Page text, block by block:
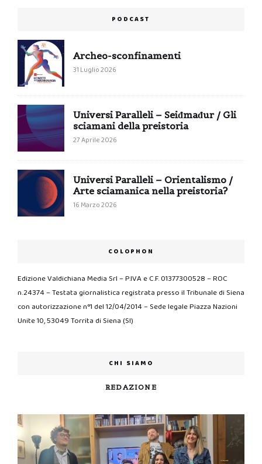
PODCAST
Archeo-sconfinamenti
31 Luglio 2026
Universi Paralleli – Seiđmađur / Gli
sciamani della preistoria
27 Aprile 2026
Universi Paralleli – Orientalismo /
Arte sciamanica nella preistoria?
16 Marzo 2026
COLOPHON
Edizione Valdichiana Media Srl – P.IVA e C.F. 01377300528 – ROC
n.24374 – Testata giornalistica registrata presso il Tribunale di Siena
con autorizzazione n°1 del 12/04/2014 – Sede legale Piazza Nazioni
Unite 10, 53049 Torrita di Siena (SI)
CHI SIAMO
REDAZIONE